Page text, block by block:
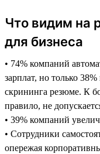
Что видим на
для бизнеса
• 74% компаний
зарплат, но только
скрининга резюме. К
правило, не
• 39% компаний
• Сотрудники
опережая